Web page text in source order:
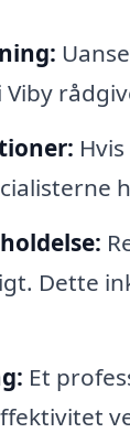
Dette
Et